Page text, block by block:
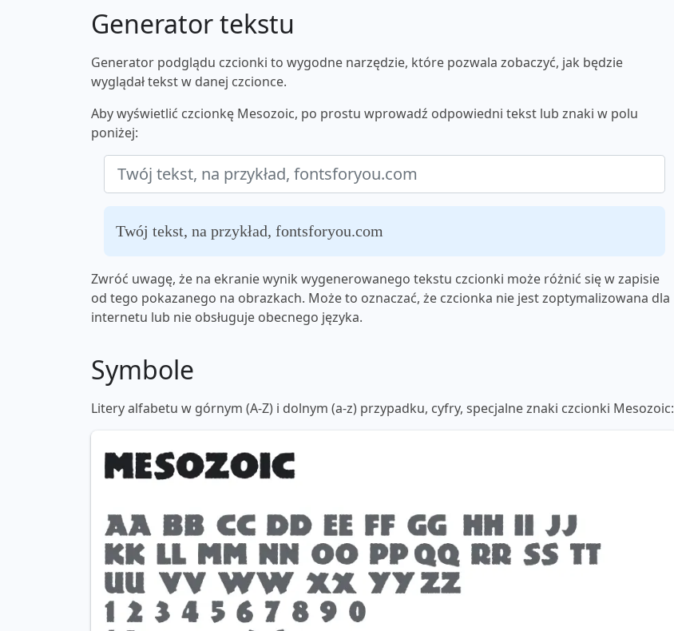
Generator tekstu
Generator podglądu czcionki to wygodne narzędzie, które pozwala zobaczyć, jak będzie
wyglądał tekst w danej czcionce.
Aby wyświetlić czcionkę Mesozoic, po prostu wprowadź odpowiedni tekst lub znaki w polu
poniżej:
Twój tekst, na przykład, fontsforyou.com
Zwróć uwagę, że na ekranie wynik wygenerowanego tekstu czcionki może różnić się w zapisie
od tego pokazanego na obrazkach. Może to oznaczać, że czcionka nie jest zoptymalizowana dla
internetu lub nie obsługuje obecnego języka.
Symbole
Litery alfabetu w górnym (A-Z) i dolnym (a-z) przypadku, cyfry, specjalne znaki czcionki Mesozoic: